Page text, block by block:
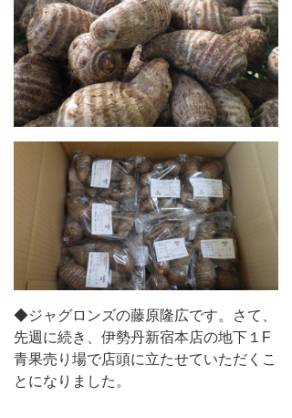
◆ジャグロンズの藤原隆広です。さて、
先週に続き、伊勢丹新宿本店の地下１F
青果売り場で店頭に立たせていただくこ
とになりました。